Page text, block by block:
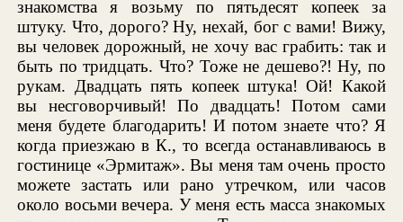
знакомства я возьму по пятьдесят копеек за
штуку. Что, дорого? Ну, нехай, бог с вами! Вижу,
вы человек дорожный, не хочу вас грабить: так и
быть по тридцать. Что? Тоже не дешево?! Ну, по
рукам. Двадцать пять копеек штука! Ой! Какой
вы несговорчивый! По двадцать! Потом сами
меня будете благодарить! И потом знаете что? Я
когда приезжаю в К., то всегда останавливаюсь в
гостинице «Эрмитаж». Вы меня там очень просто
можете застать или рано утречком, или часов
около восьми вечера. У меня есть масса знакомых